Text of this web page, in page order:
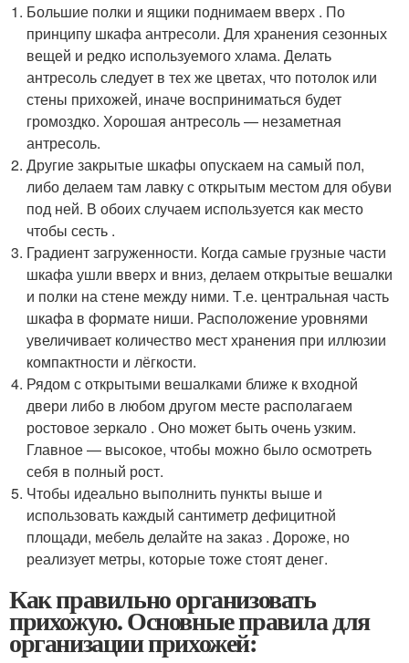
Большие полки и ящики поднимаем вверх . По
принципу шкафа антресоли. Для хранения сезонных
вещей и редко используемого хлама. Делать
антресоль следует в тех же цветах, что потолок или
стены прихожей, иначе восприниматься будет
громоздко. Хорошая антресоль — незаметная
антресоль.
Другие закрытые шкафы опускаем на самый пол,
либо делаем там лавку с открытым местом для обуви
под ней. В обоих случаем используется как место
чтобы сесть .
Градиент загруженности. Когда самые грузные части
шкафа ушли вверх и вниз, делаем открытые вешалки
и полки на стене между ними. Т.е. центральная часть
шкафа в формате ниши. Расположение уровнями
увеличивает количество мест хранения при иллюзии
компактности и лёгкости.
Рядом с открытыми вешалками ближе к входной
двери либо в любом другом месте располагаем
ростовое зеркало . Оно может быть очень узким.
Главное — высокое, чтобы можно было осмотреть
себя в полный рост.
Чтобы идеально выполнить пункты выше и
использовать каждый сантиметр дефицитной
площади, мебель делайте на заказ . Дороже, но
реализует метры, которые тоже стоят денег.
Как правильно организовать
прихожую. Основные правила для
организации прихожей: